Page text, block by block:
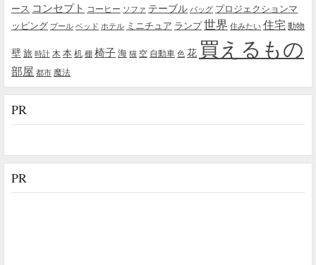
ース コンセプト コーヒー ソファ テーブル バッグ プロジェクションマ
ッピング プール ベッド ホテル ミニチュア ランプ世界 住みたい 住宅 動物
壁旅 時計 木 本机 棚 椅子海 猫 空 自動車 色 花 買えるもの
部屋 都市 魔法
PR
PR